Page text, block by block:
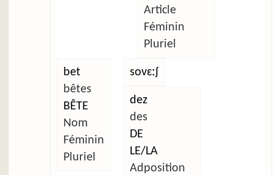
Article
Féminin
Pluriel
bet
bêtes
BÊTE
Nom
Féminin
Pluriel
sovɛːʃ
dez
des
DE
LE/LA
Adposition